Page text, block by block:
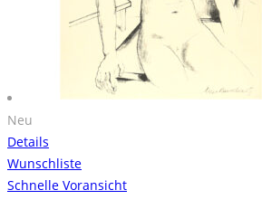
Neu
Details
Wunschliste
Schnelle Voransicht